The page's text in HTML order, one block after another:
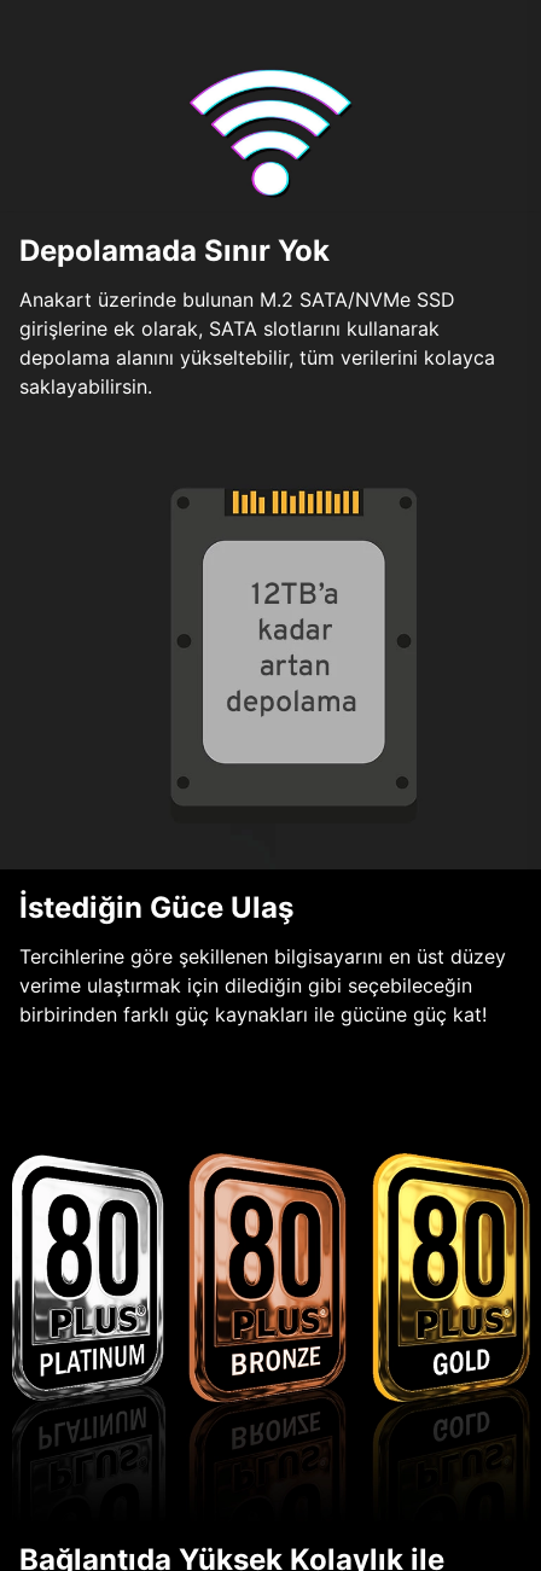
Depolamada Sınır Yok
Anakart üzerinde bulunan M.2 SATA/NVMe SSD
girişlerine ek olarak, SATA slotlarını kullanarak
depolama alanını yükseltebilir, tüm verilerini kolayca
saklayabilirsin.
İstediğin Güce Ulaş
Tercihlerine göre şekillenen bilgisayarını en üst düzey
verime ulaştırmak için dilediğin gibi seçebileceğin
birbirinden farklı güç kaynakları ile gücüne güç kat!
Bağlantıda Yüksek Kolaylık ile